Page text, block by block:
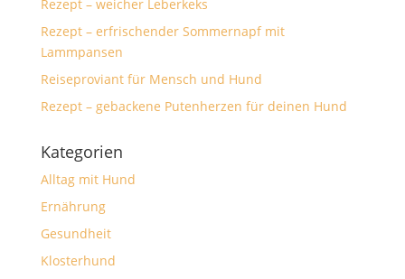
Rezept – weicher Leberkeks
Rezept – erfrischender Sommernapf mit
Lammpansen
Reiseproviant für Mensch und Hund
Rezept – gebackene Putenherzen für deinen Hund
Kategorien
Alltag mit Hund
Ernährung
Gesundheit
Klosterhund